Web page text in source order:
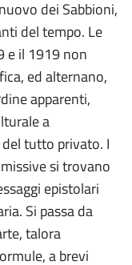
dei Sabbioni,
del tempo. Le
e il 1919 non
ed alternano,
apparenti,
a
tutto privato. I
si trovano
epistolari
Si passa da
talora
a brevi